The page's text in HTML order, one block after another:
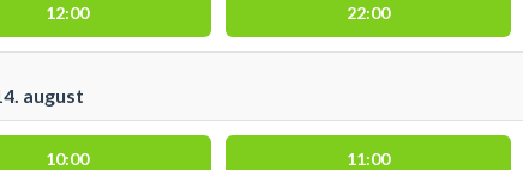
12:00 22:00
august
10:00 11:00